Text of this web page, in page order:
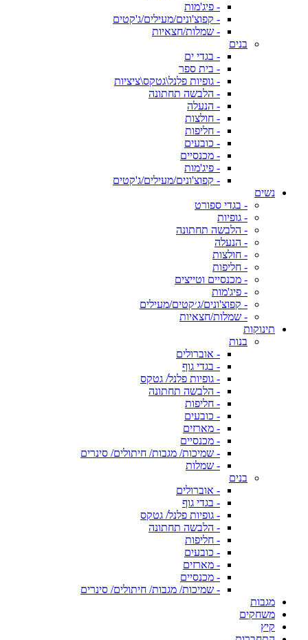
- פיג'מות
- קפוצ'ונים/מעילים/ג'קטים
- שמלות/חצאיות
בנים
- בגדי ים
- בית ספר
- גופיות פלנל\גטקס\ציציות
- הלבשה תחתונה
- הנעלה
- חולצות
- חליפות
- כובעים
- מכנסיים
- פיג'מות
- קפוצ'ונים/מעילים/ג'קטים
נשים
- בגדי ספורט
- גופיות
- הלבשה תחתונה
- הנעלה
- חולצות
- חליפות
- מכנסיים וטייצים
- פיג'מות
- קפוצ'ונים/ג׳קטים/מעילים
- שמלות/חצאיות
תינוקות
בנות
- אוברולים
- בגדי גוף
- גופיות פלנל/ גטקס
- הלבשה תחתונה
- חליפות
- כובעים
- מארזים
- מכנסיים
- שמיכות/ מגבות/ חיתולים/ סינרים
- שמלות
בנים
- אוברולים
- בגדי גוף
- גופיות פלנל/ גטקס
- הלבשה תחתונה
- חליפות
- כובעים
- מארזים
- מכנסיים
- שמיכות/ מגבות/ חיתולים/ סינרים
מגבות
משחקים
קיץ